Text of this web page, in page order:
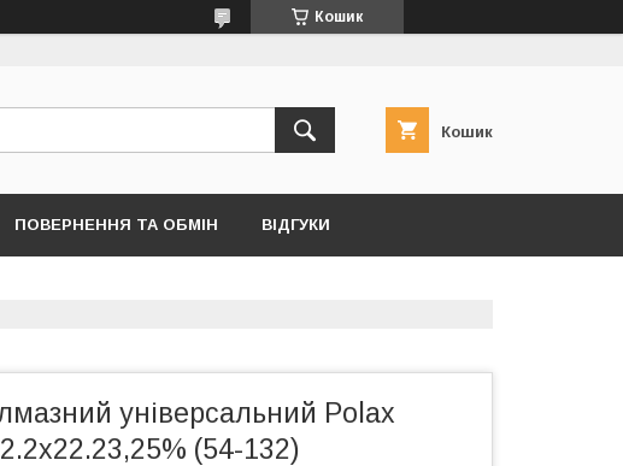
Кошик
Кошик
ПОВЕРНЕННЯ ТА ОБМІН ВІДГУКИ
універсальний Polax
(54-132)